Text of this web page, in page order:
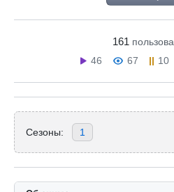
161
46
67 10
Сезоны: 1